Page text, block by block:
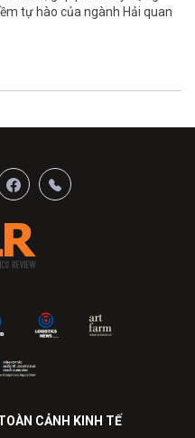
tự hào của ngành Hải quan
CẢNH KINH TẾ